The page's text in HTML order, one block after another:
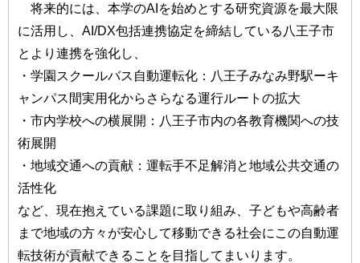
将来的には、本学のAIを始めとする研究資源を最大限
に活用し、AI/DX包括連携協定を締結している八王子市
とより連携を強化し、
・学園スクールバス自動運転化：八王子みなみ野駅ーキ
ャンパス間実用化からさらなる運行ルートの拡大
・市内学校への横展開：八王子市内の各教育機関への技
術展開
・地域交通への貢献：運転手不足解消と地域公共交通の
活性化
など、現在抱えている課題に取り組み、子どもや高齢者
まで地域の方々が安心して移動できる社会にこの自動運
転技術が貢献できることを目指してまいります。